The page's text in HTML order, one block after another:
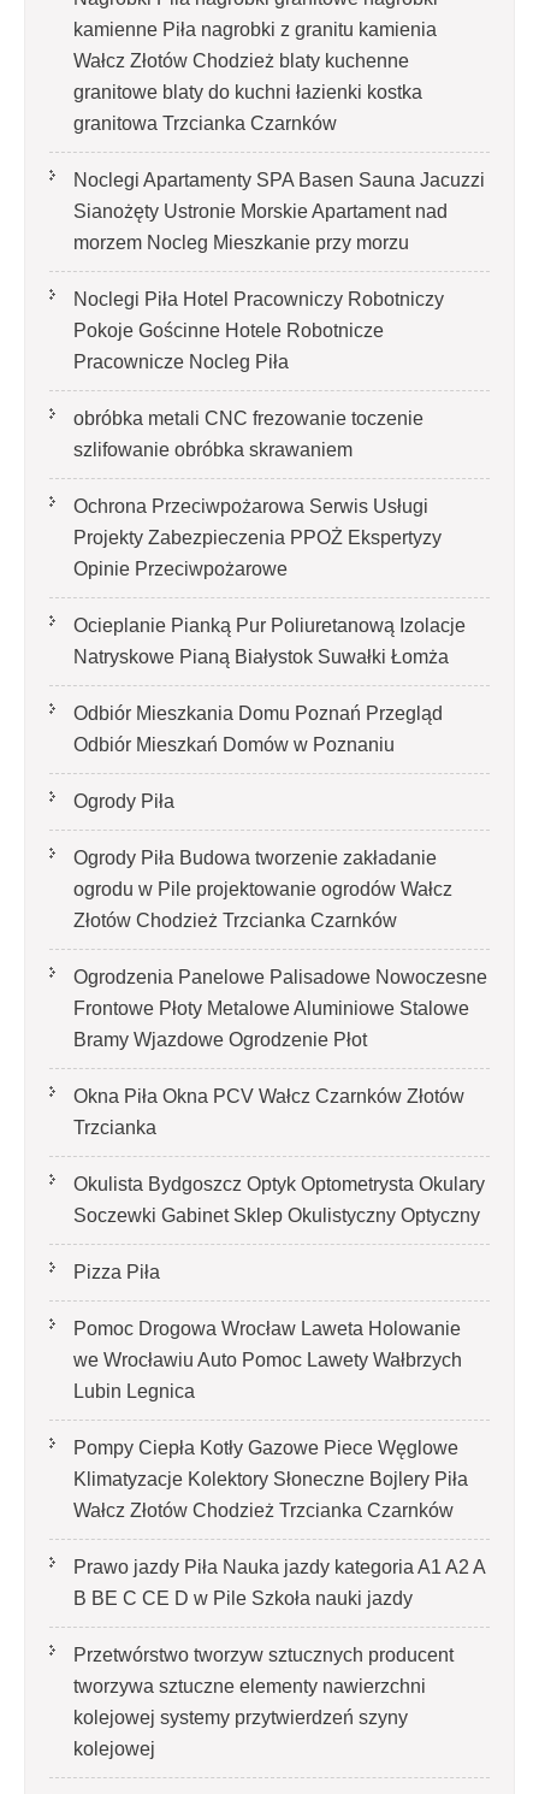
kamienne Piła nagrobki z granitu kamienia
Wałcz Złotów Chodzież blaty kuchenne
granitowe blaty do kuchni łazienki kostka
granitowa Trzcianka Czarnków
Noclegi Apartamenty SPA Basen Sauna Jacuzzi
Sianożęty Ustronie Morskie Apartament nad
morzem Nocleg Mieszkanie przy morzu
Noclegi Piła Hotel Pracowniczy Robotniczy
Pokoje Gościnne Hotele Robotnicze
Pracownicze Nocleg Piła
obróbka metali CNC frezowanie toczenie
szlifowanie obróbka skrawaniem
Ochrona Przeciwpożarowa Serwis Usługi
Projekty Zabezpieczenia PPOŻ Ekspertyzy
Opinie Przeciwpożarowe
Ocieplanie Pianką Pur Poliuretanową Izolacje
Natryskowe Pianą Białystok Suwałki Łomża
Odbiór Mieszkania Domu Poznań Przegląd
Odbiór Mieszkań Domów w Poznaniu
Ogrody Piła
Ogrody Piła Budowa tworzenie zakładanie
ogrodu w Pile projektowanie ogrodów Wałcz
Złotów Chodzież Trzcianka Czarnków
Ogrodzenia Panelowe Palisadowe Nowoczesne
Frontowe Płoty Metalowe Aluminiowe Stalowe
Bramy Wjazdowe Ogrodzenie Płot
Okna Piła Okna PCV Wałcz Czarnków Złotów
Trzcianka
Okulista Bydgoszcz Optyk Optometrysta Okulary
Soczewki Gabinet Sklep Okulistyczny Optyczny
Pizza Piła
Pomoc Drogowa Wrocław Laweta Holowanie
we Wrocławiu Auto Pomoc Lawety Wałbrzych
Lubin Legnica
Pompy Ciepła Kotły Gazowe Piece Węglowe
Klimatyzacje Kolektory Słoneczne Bojlery Piła
Wałcz Złotów Chodzież Trzcianka Czarnków
Prawo jazdy Piła Nauka jazdy kategoria A1 A2 A
B BE C CE D‎ w Pile Szkoła nauki jazdy
Przetwórstwo tworzyw sztucznych producent
tworzywa sztuczne elementy nawierzchni
kolejowej systemy przytwierdzeń szyny
kolejowej